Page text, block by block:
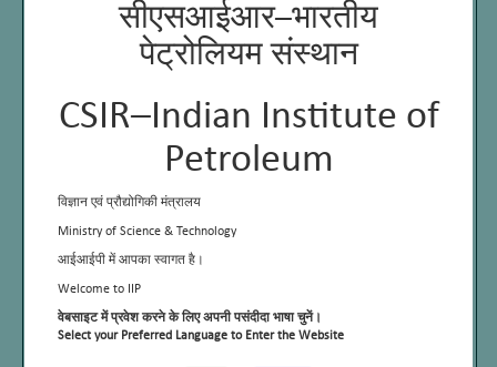
सीएसआईआर–भारतीय
पेट्रोलियम संस्थान
CSIR–Indian Institute of
Petroleum
विज्ञान एवं प्रौद्योगिकी मंत्रालय
Ministry of Science & Technology
आईआईपी में आपका स्वागत है।
Welcome to IIP
वेबसाइट में प्रवेश करने के लिए अपनी पसंदीदा भाषा चुनें।
Select your Preferred Language to Enter the Website